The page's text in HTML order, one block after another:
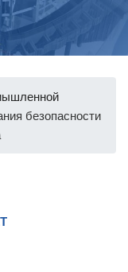
безопасности